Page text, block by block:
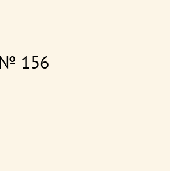
№ 156